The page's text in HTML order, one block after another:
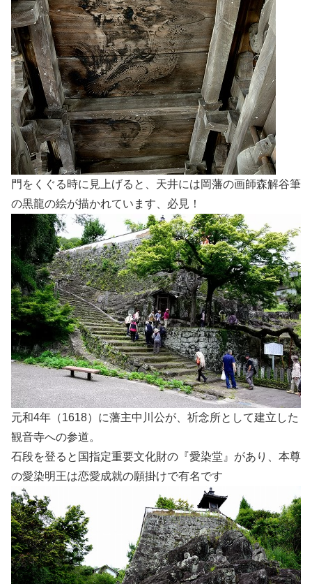
門をくぐる時に見上げると、天井には岡藩の画師森解谷筆
の黒龍の絵が描かれています、必見！
元和4年（1618）に藩主中川公が、祈念所として建立した
観音寺への参道。
石段を登ると国指定重要文化財の『愛染堂』があり、本尊
の愛染明王は恋愛成就の願掛けで有名です